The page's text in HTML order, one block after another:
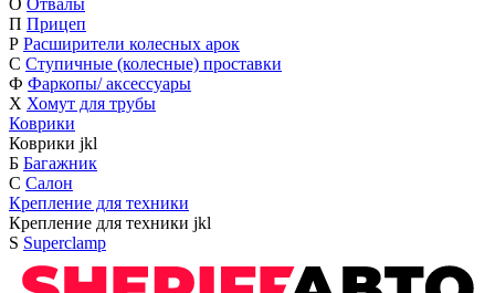
О Отвалы
П Прицеп
Р Расширители колесных арок
С Ступичные (колесные) проставки
Ф Фаркопы/ аксессуары
Х Хомут для трубы
Коврики
Коврики jkl
Б Багажник
С Салон
Крепление для техники
Крепление для техники jkl
S Superclamp